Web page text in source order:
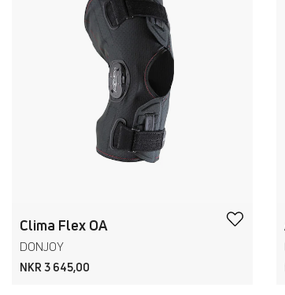
Clima Flex OA
DONJOY
NKR 3 645,00